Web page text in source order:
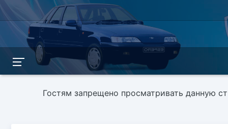
Гостям запрещено просматривать данную